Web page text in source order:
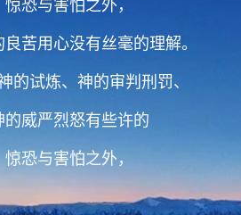
惊恐与害怕之外，
苦用心没有丝毫的理解。
的试炼、神的审判刑罚、
的威严烈怒有些许的
惊恐与害怕之外，
良苦用心没有丝毫的理解。